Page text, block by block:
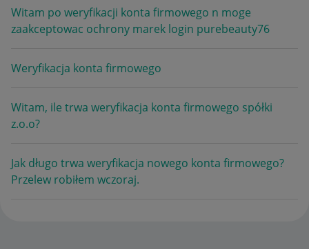
Witam po weryfikacji konta firmowego n moge
zaakceptowac ochrony marek login purebeauty76
Weryfikacja konta firmowego
Witam, ile trwa weryfikacja konta firmowego spółki
z.o.o?
Jak długo trwa weryfikacja nowego konta firmowego?
Przelew robiłem wczoraj.